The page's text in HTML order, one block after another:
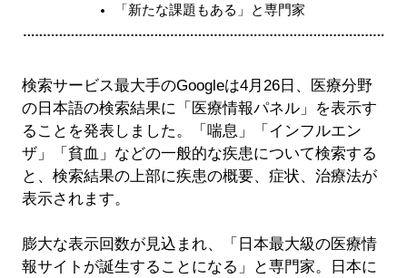
「新たな課題もある」と専門家
検索サービス最大手のGoogleは4月26日、医療分野
の日本語の検索結果に「医療情報パネル」を表示す
ることを発表しました。「喘息」「インフルエン
ザ」「貧血」などの一般的な疾患について検索する
と、検索結果の上部に疾患の概要、症状、治療法が
表示されます。
膨大な表示回数が見込まれ、「日本最大級の医療情
報サイトが誕生することになる」と専門家。日本に